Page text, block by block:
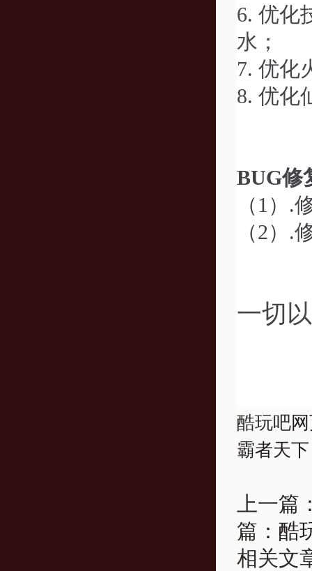
6. 优化
水；
7. 优化
8. 优化
BUG修
（1） .
（2） .
一切
酷玩吧
霸者天下
上一篇
篇： 酷
相关文